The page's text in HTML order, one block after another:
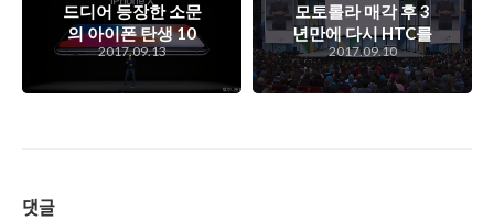
드디어 등장한 소문
의 아이폰 탄생 10
주년 기념 모델인
iPhone X, 그리고
애플 스페셜 이벤트
2017.09.13
모토롤라 매각 후 3
년만에 다시 HTC를
인수하여 하드웨어
시장에 진출하려는
구글, 왜?
2017.09.10
댓글